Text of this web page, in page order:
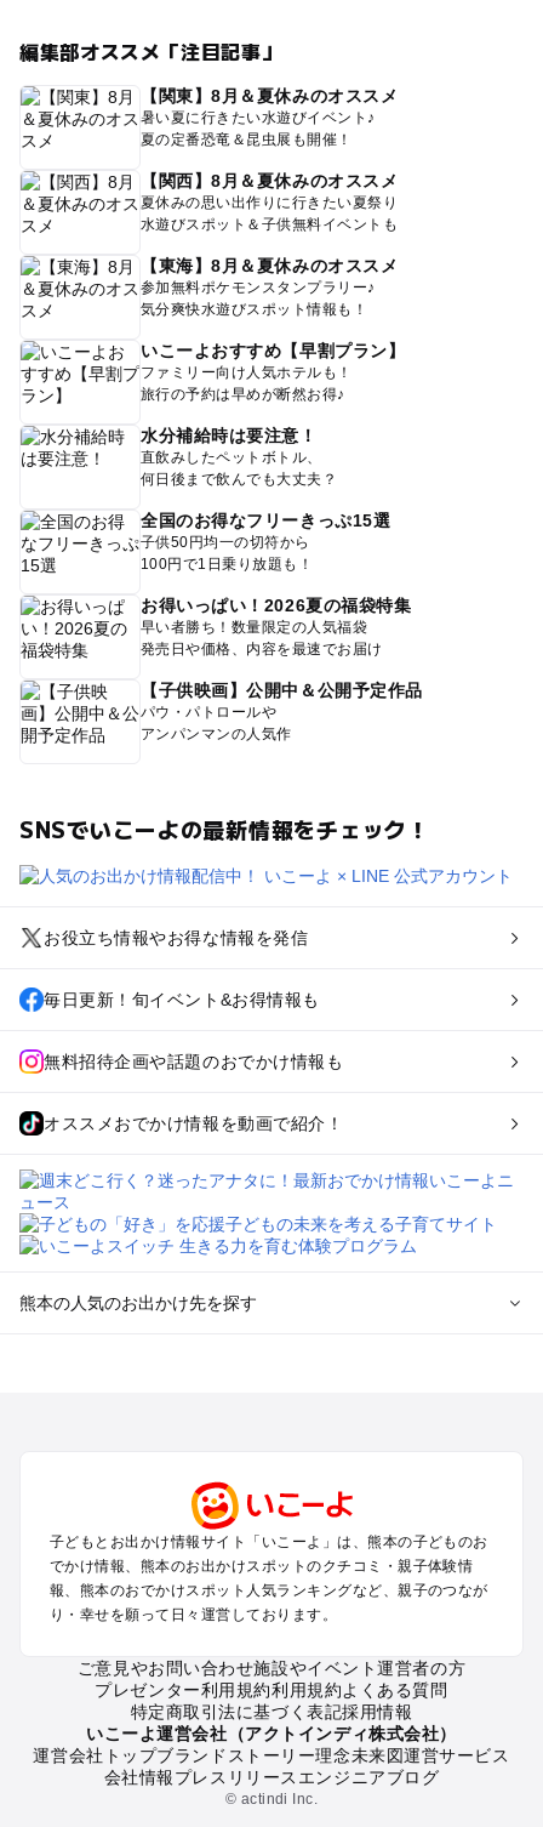
編集部オススメ「注目記事」
【関東】8月＆夏休みのオススメ
暑い夏に行きたい水遊びイベント♪
夏の定番恐竜＆昆虫展も開催！
【関西】8月＆夏休みのオススメ
夏休みの思い出作りに行きたい夏祭り
水遊びスポット＆子供無料イベントも
【東海】8月＆夏休みのオススメ
参加無料ポケモンスタンプラリー♪
気分爽快水遊びスポット情報も！
いこーよおすすめ【早割プラン】
ファミリー向け人気ホテルも！
旅行の予約は早めが断然お得♪
水分補給時は要注意！
直飲みしたペットボトル、
何日後まで飲んでも大丈夫？
全国のお得なフリーきっぷ15選
子供50円均一の切符から
100円で1日乗り放題も！
お得いっぱい！2026夏の福袋特集
早い者勝ち！数量限定の人気福袋
発売日や価格、内容を最速でお届け
【子供映画】公開中＆公開予定作品
パウ・パトロールや
アンパンマンの人気作
SNSでいこーよの最新情報をチェック！
お役立ち情報やお得な情報を発信
毎日更新！旬イベント&お得情報も
無料招待企画や話題のおでかけ情報も
オススメおでかけ情報を動画で紹介！
熊本の人気のお出かけ先を探す
天草のプールお出かけ
人吉・球磨のプールお出かけ
八代・水俣・湯の児のプールお出かけ
黒川・杖立のプールお出かけ
熊本の遊園地
熊本の動物園
熊本のバーベキュー
熊本の釣り
熊本の牧場
子どもとお出かけ情報サイト「いこーよ」は、熊本の子どものお
でかけ情報、熊本のお出かけスポットのクチコミ・親子体験情
報、熊本のおでかけスポット人気ランキングなど、親子のつなが
り・幸せを願って日々運営しております。
ご意見やお問い合わせ施設やイベント運営者の方
プレゼンター利用規約利用規約よくある質問
特定商取引法に基づく表記採用情報
いこーよ運営会社（アクトインディ株式会社）
運営会社トップブランドストーリー理念未来図運営サービス
会社情報プレスリリース エンジニアブログ
© actindi Inc.